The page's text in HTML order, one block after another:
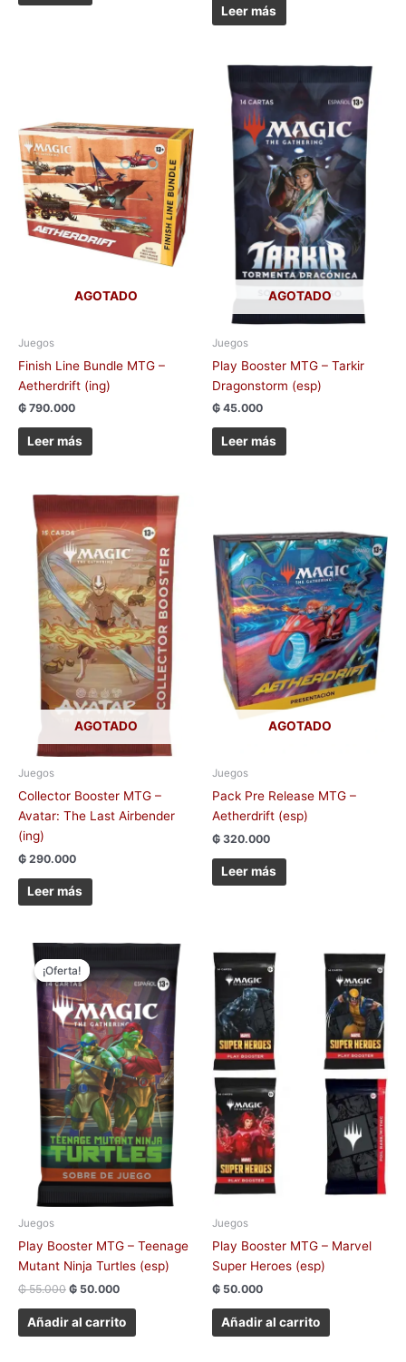
Leer más
AGOTADO
Juegos
Finish Line Bundle MTG –
Aetherdrift (ing)
₲ 790.000
Leer más
AGOTADO
Juegos
Play Booster MTG – Tarkir
Dragonstorm (esp)
₲ 45.000
Leer más
AGOTADO
Juegos
Collector Booster MTG –
Avatar: The Last Airbender
(ing)
₲ 290.000
Leer más
AGOTADO
Juegos
Pack Pre Release MTG –
Aetherdrift (esp)
₲ 320.000
Leer más
¡Oferta!
¡Oferta!
Juegos
Play Booster MTG – Teenage
Mutant Ninja Turtles (esp)
₲55.000
precio
original
era:
₲ 55.000.
₲ 50.000
actual
es:
₲ 50.000.
Añadir al carrito
Juegos
Play Booster MTG – Marvel
Super Heroes (esp)
₲ 50.000
Añadir al carrito